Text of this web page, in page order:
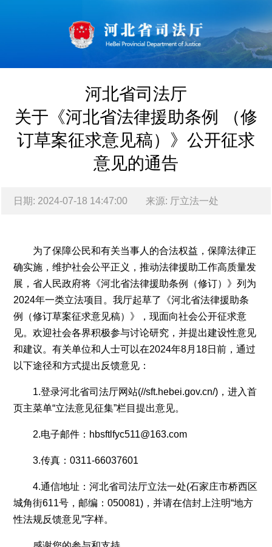
河北省司法厅
关于《河北省法律援助条例 （修
订草案征求意见稿）》公开征求
意见的通告
日期: 2024-07-18 14:47:00 来源: 厅立法一处
18
厅立
法一
处
为了保障公民和有关当事人的合法权益，保障法律正
确实施，维护社会公平正义，推动法律援助工作高质量发
展，省人民政府将《河北省法律援助条例（修订）》列为
2024年一类立法项目。我厅起草了《河北省法律援助条
例（修订草案征求意见稿）》，现面向社会公开征求意
见。欢迎社会各界积极参与讨论研究，并提出建设性意见
和建议。有关单位和人士可以在2024年8月18日前，通过
以下途径和方式提出反馈意见：
1.登录河北省司法厅网站(//sft.hebei.gov.cn/)，进入首
页主菜单“立法意见征集”栏目提出意见。
2.电子邮件：hbsftlfyc511@163.com
3.传真：0311-66037601
4.通信地址：河北省司法厅立法一处(石家庄市桥西区
城角街611号，邮编：050081)，并请在信封上注明“地方
性法规反馈意见”字样。